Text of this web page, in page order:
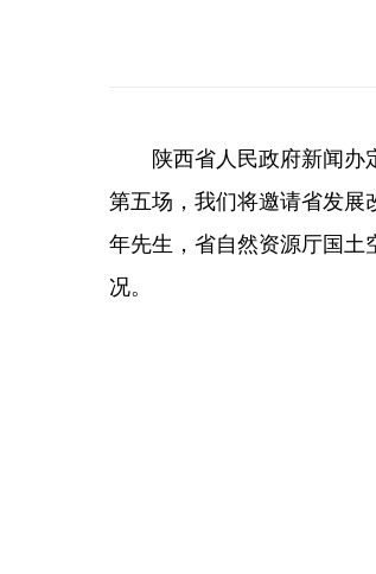
陕西省人民政府新闻办
第五场，我们将邀请省发展
年先生，省自然资源厅国土
况。